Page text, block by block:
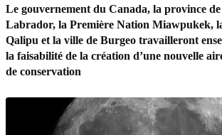
Le gouvernement du Canada, la province
Labrador, la Première Nation Miawpukek,
Qalipu et la ville de Burgeo travailleront
la faisabilité de la création d’une nouvelle
de conservation